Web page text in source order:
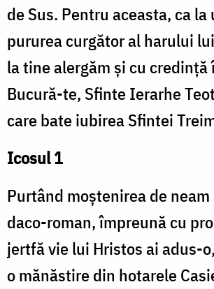
de Sus. Pentru aceasta, ca la
pururea curgător al harului
la tine alergăm și cu
Bucură-te, Sfinte Ierarhe
care bate iubirea Sfintei
Icosul 1
Purtând moștenirea de
daco-roman, împreună cu
jertfă vie lui Hristos ai adus-
o mănăstire din hotarele